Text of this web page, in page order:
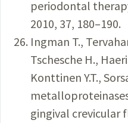
periodontal
2010, 37, 180–190.
Ingman T.,
Tschesche H.,
Konttinen Y.T.,
gingival crevicular